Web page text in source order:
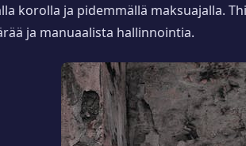
korolla ja pidemmällä maksuajalla.
ja manuaalista hallinnointia.